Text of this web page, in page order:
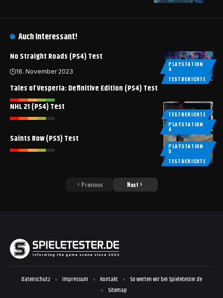
Auch interessant!
PLAYSTATION
4
TESTBERICHTE
No Straight Roads (PS4) Test
16. November 2023
Tales of Vesperia: Definitive Edition (PS4) Test
TESTBERICHTE
PLAYSTATION
4
NHL 21 (PS4) Test
PLAYSTATION
5
TESTBERICHTE
Saints Row (PS5) Test
Previous Next
Datenschutz Impressum Kontakt
So werten wir bei Spieletester.de
Sitemap